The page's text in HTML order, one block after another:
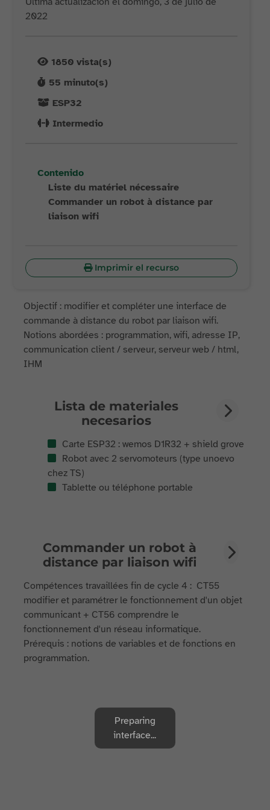
2022
1850 vista(s)
55 minuto(s)
ESP32
Intermedio
Contenido
Liste du matériel nécessaire
Commander un robot à distance par
liaison wifi
Imprimir el recurso
Objectif : modifier et compléter une interface de
commande à distance du robot par liaison wifi.
Notions abordées : programmation, wifi, adresse IP,
communication client / serveur, serveur web / html,
IHM
Lista de materiales
necesarios
Carte ESP32 : wemos D1R32 + shield grove
Robot avec 2 servomoteurs (type unoevo
chez TS)
Tablette ou téléphone portable
Commander un robot à
distance par liaison wifi
Compétences travaillées fin de cycle 4 : CT55
modifier et paramétrer le fonctionnement d'un objet
communicant + CT56 comprendre le
fonctionnement d'un réseau informatique.
Prérequis : notions de variables et de fonctions en
programmation.
Preparing
interface...